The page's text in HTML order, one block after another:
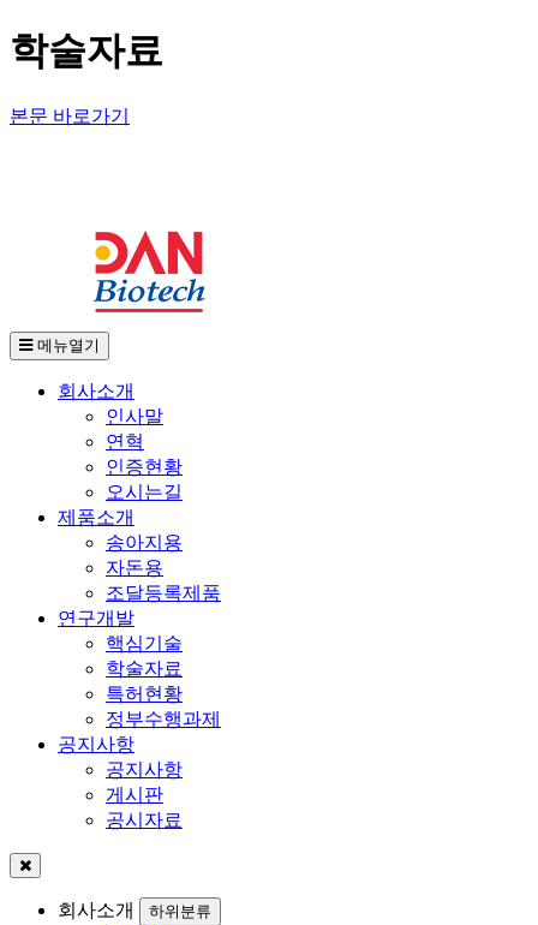
학술자료
본문 바로가기
메뉴열기
회사소개
인사말
연혁
인증현황
오시는길
제품소개
송아지용
자돈용
조달등록제품
연구개발
핵심기술
학술자료
특허현황
정부수행과제
공지사항
공지사항
게시판
공시자료
회사소개 하위분류